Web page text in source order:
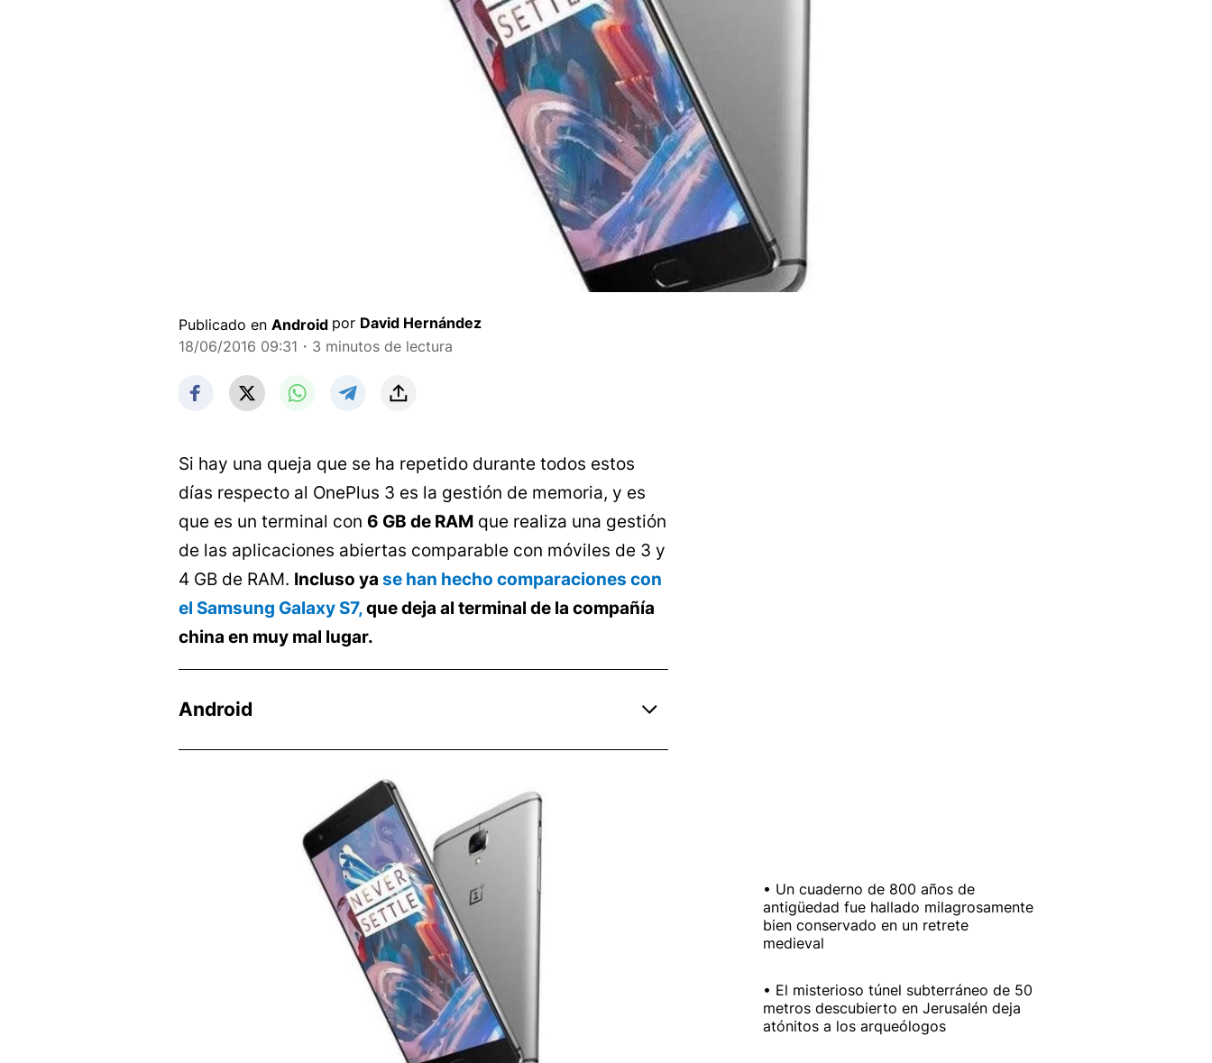
Publicado en Android por David Hernández
18/06/2016 09:31 ・3 minutos de lectura
Si hay una queja que se ha repetido durante todos estos
días respecto al OnePlus 3 es la gestión de memoria, y es
que es un terminal con 6 GB de RAM que realiza una gestión
de las aplicaciones abiertas comparable con móviles de 3 y
4 GB de RAM. Incluso ya se han hecho comparaciones con
el Samsung Galaxy S7,que deja al terminal de la compañía
china en muy mal lugar.
Android
Un cuaderno de 800 años de
antigüedad fue hallado milagrosamente
bien conservado en un retrete
medieval
El misterioso túnel subterráneo de 50
metros descubierto en Jerusalén deja
atónitos a los arqueólogos